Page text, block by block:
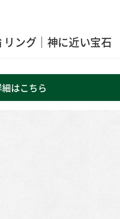
ング｜神に近い宝石
はこちら